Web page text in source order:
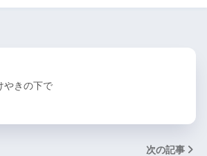
やきの下で
次の記事